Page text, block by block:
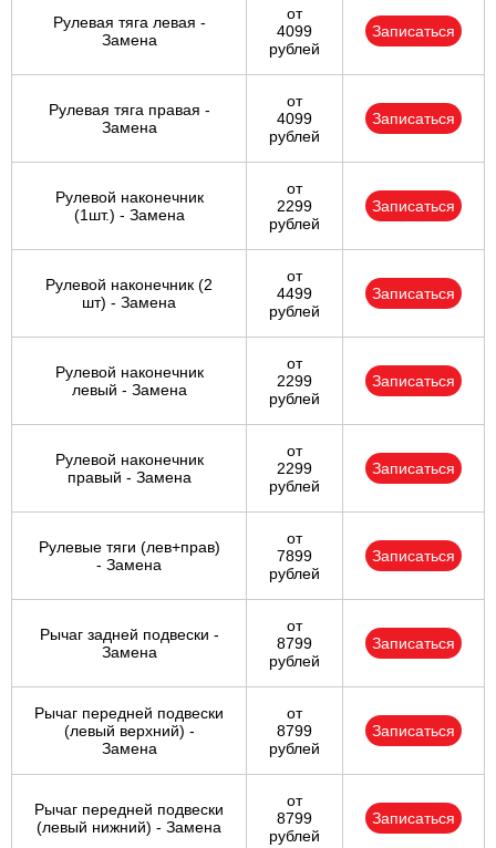
Рулевая тяга левая -
Замена
от
4099
рублей
Записаться
Рулевая тяга правая -
Замена
от
4099
рублей
Записаться
Рулевой наконечник
(1шт.) - Замена
от
2299
рублей
Записаться
Рулевой наконечник (2
шт) - Замена
от
4499
рублей
Записаться
Рулевой наконечник
левый - Замена
от
2299
рублей
Записаться
Рулевой наконечник
правый - Замена
от
2299
рублей
Записаться
Рулевые тяги (лев+прав)
- Замена
от
7899
рублей
Записаться
Рычаг задней подвески -
Замена
от
8799
рублей
Записаться
Рычаг передней подвески
(левый верхний) -
Замена
от
8799
рублей
Записаться
Рычаг передней подвески
(левый нижний) - Замена
от
8799
рублей
Записаться